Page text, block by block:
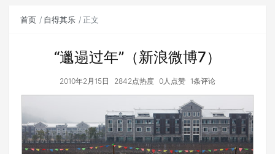
首页 自得其乐 正文
“邋遢过年”（新浪微博7）
2010年2月15日 2842点热度 0人点赞 1条评论